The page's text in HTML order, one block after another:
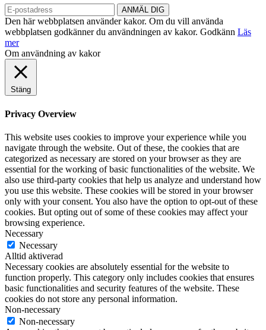
Den här webbplatsen använder kakor. Om du vill använda
webbplatsen godkänner du användningen av kakor. Godkänn Läs
mer
Om användning av kakor
Stäng
Privacy Overview
This website uses cookies to improve your experience while you
navigate through the website. Out of these, the cookies that are
categorized as necessary are stored on your browser as they are
essential for the working of basic functionalities of the website. We
also use third-party cookies that help us analyze and understand how
you use this website. These cookies will be stored in your browser
only with your consent. You also have the option to opt-out of these
cookies. But opting out of some of these cookies may affect your
browsing experience.
Necessary
Necessary
Alltid aktiverad
Necessary cookies are absolutely essential for the website to
function properly. This category only includes cookies that ensures
basic functionalities and security features of the website. These
cookies do not store any personal information.
Non-necessary
Non-necessary